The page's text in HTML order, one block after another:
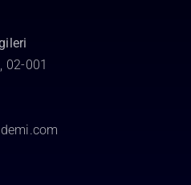
02-001